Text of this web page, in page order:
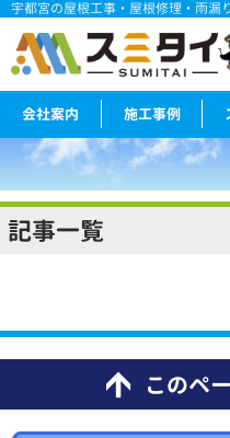
宇都宮の屋根工事・屋根修理・雨漏
会社案内 施工事例
記事一覧
このペ